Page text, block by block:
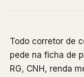
Todo corretor de
pede na ficha de
RG, CNH, renda